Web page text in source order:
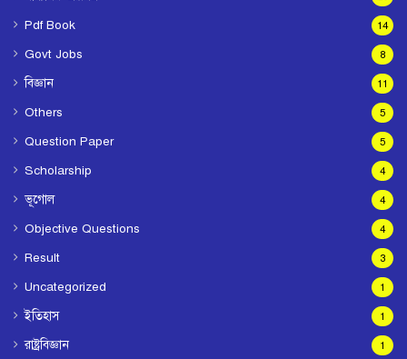
Pdf Book 14
Govt Jobs 8
বিজ্ঞান 11
Others 5
Question Paper 5
Scholarship 4
ভূগোল 4
Objective Questions 4
Result 3
Uncategorized 1
ইতিহাস 1
রাষ্ট্রবিজ্ঞান 1